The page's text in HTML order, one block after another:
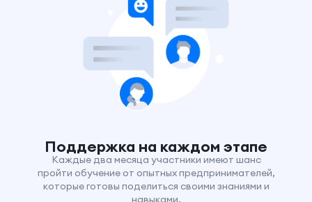
Поддержка на каждом этапе
Каждые два месяца участники имеют шанс
пройти обучение от опытных предпринимателей,
которые готовы поделиться своими знаниями и
навыками.